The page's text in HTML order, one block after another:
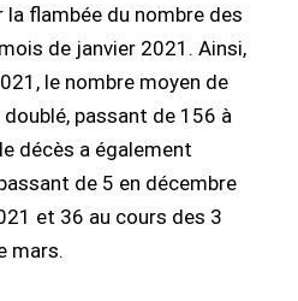
flambée du nombre des
de janvier 2021. Ainsi,
le nombre moyen de
passant de 156 à
décès a également
de 5 en décembre
et 36 au cours des 3
mars.